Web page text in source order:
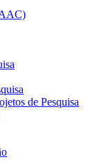
de Pesquisa